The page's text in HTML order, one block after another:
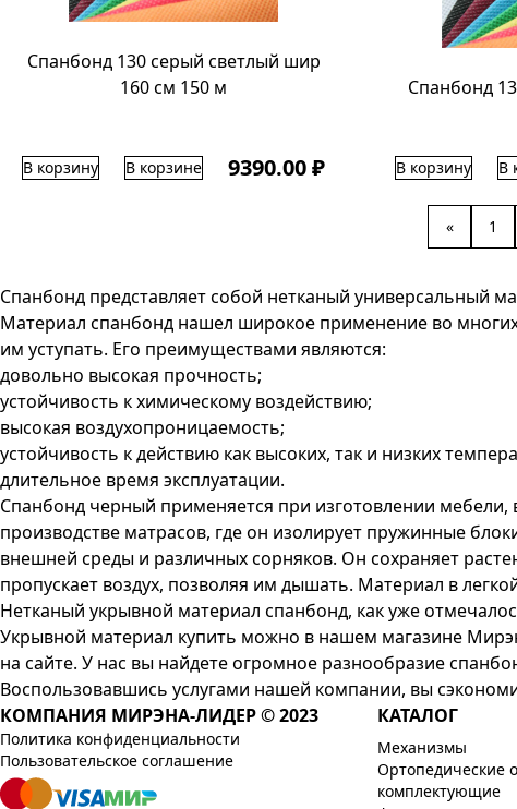
Спанбонд 130 серый светлый шир
160 см 150 м
В корзину В корзине 9390.00 ₽
Спанбонд
В корзину В
« 1
Спанбонд представляет собой нетканый универсальный
Материал спанбонд нашел широкое применение во
им уступать. Его преимуществами являются:
довольно высокая прочность;
устойчивость к химическому воздействию;
высокая воздухопроницаемость;
устойчивость к действию как высоких, так и низких
длительное время эксплуатации.
Спанбонд черный применяется при изготовлении
производстве матрасов, где он изолирует пружинные
внешней среды и различных сорняков. Он сохраняет
пропускает воздух, позволяя им дышать. Материал в
Нетканый укрывной материал спанбонд, как уже
Укрывной материал купить можно в нашем магазине
на сайте. У нас вы найдете огромное разнообразие
Воспользовавшись услугами нашей компании, вы
КОМПАНИЯ МИРЭНА-ЛИДЕР © 2023
Политика конфиденциальности
Пользовательское соглашение
КАТАЛОГ
Механизмы
Ортопедические
комплектующие